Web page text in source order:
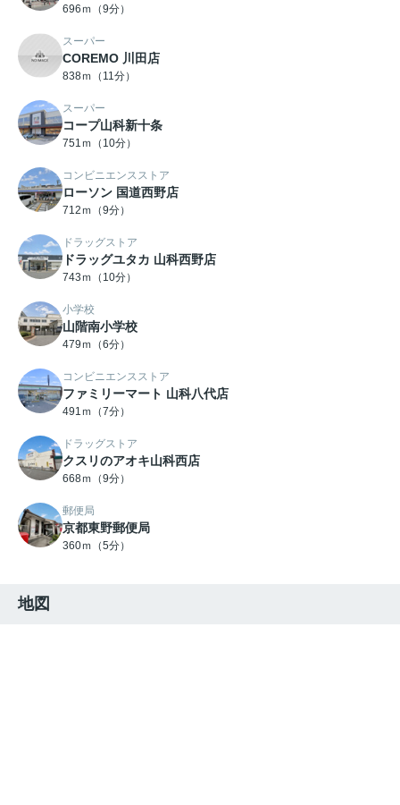
696ｍ（9分）
スーパー
COREMO 川田店
838ｍ（11分）
スーパー
コープ山科新十条
751ｍ（10分）
コンビニエンスストア
ローソン 国道西野店
712ｍ（9分）
ドラッグストア
ドラッグユタカ 山科西野店
743ｍ（10分）
小学校
山階南小学校
479ｍ（6分）
コンビニエンスストア
ファミリーマート 山科八代店
491ｍ（7分）
ドラッグストア
クスリのアオキ山科西店
668ｍ（9分）
郵便局
京都東野郵便局
360ｍ（5分）
地図